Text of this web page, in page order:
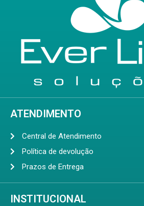
ATENDIMENTO
Central de Atendimento
Política de devolução
Prazos de Entrega
INSTITUCIONAL